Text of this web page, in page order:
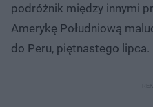
podróżnik między innymi
Amerykę Południową
do Peru, piętnastego lipca.